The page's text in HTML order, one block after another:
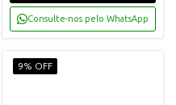
Consulte-nos pelo WhatsApp
9% OFF